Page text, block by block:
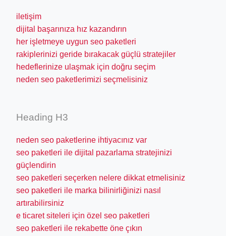
iletişim
dijital başarınıza hız kazandırın
her işletmeye uygun seo paketleri
rakiplerinizi geride bırakacak güçlü stratejiler
hedeflerinize ulaşmak için doğru seçim
neden seo paketlerimizi seçmelisiniz
Heading H3
neden seo paketlerine ihtiyacınız var
seo paketleri ile dijital pazarlama stratejinizi
güçlendirin
seo paketleri seçerken nelere dikkat etmelisiniz
seo paketleri ile marka bilinirliğinizi nasıl
artırabilirsiniz
e ticaret siteleri için özel seo paketleri
seo paketleri ile rekabette öne çıkın